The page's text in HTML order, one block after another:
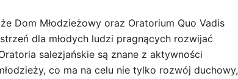
Dom Młodzieżowy oraz Oratorium Quo Vadis
dla młodych ludzi pragnących rozwijać
salezjańskie są znane z aktywności
co ma na celu nie tylko rozwój duchowy,